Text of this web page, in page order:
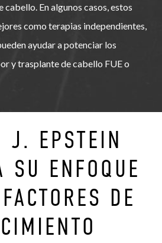
cabello. En algunos casos, estos
como terapias independientes,
ayudar a potenciar los
y trasplante de cabello FUE o
J. EPSTEIN
ENFOQUE
DE